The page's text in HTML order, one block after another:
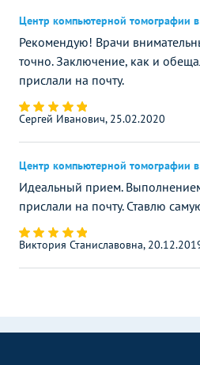
Центр компьютерной томографии
Рекомендую! Врачи
точно. Заключение, как и
прислали на почту.
Сергей Иванович, 25.02.2020
Центр компьютерной томографии
Идеальный прием.
прислали на почту. Ставлю
Виктория Станиславовна,